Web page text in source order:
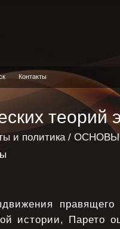
Контакты
теорий
и политика/ ОСНОВЫ
правящего
истории, Парето